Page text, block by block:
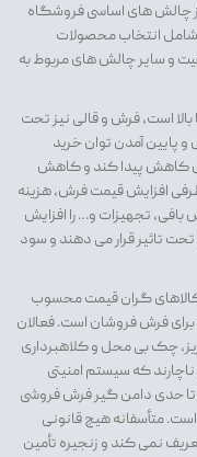
چالش های اساسی فروشگاه
انتخاب محصولات
و سایر چالش های مربوط به
بالا است، فرش و قالی نیز تحت
پایین آمدن توان خرید
کاهش پیدا کند و کاهش
افزایش قیمت فرش، هزینه
تجهیزات و… را افزایش
تاثیر قرار می دهند و سود
گران قیمت محسوب
فرش فروشان است. فعالان
چک بی محل و کلاهبرداری
که سیستم امنیتی
تا حدی دامن گیر فرش فروشی
متأسفانه هیچ قانونی
نمی کند و زنجیره تأمین